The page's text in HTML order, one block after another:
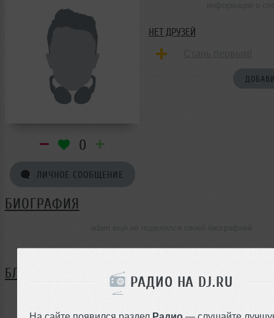
РАДИО НА DJ.RU
На сайте появился раздел Радио — слушайте
0
ЛИЧНОЕ СООБЩЕНИЕ
НЕТ ДРУЗЕЙ
БИОГРАФИЯ
БЛОГ